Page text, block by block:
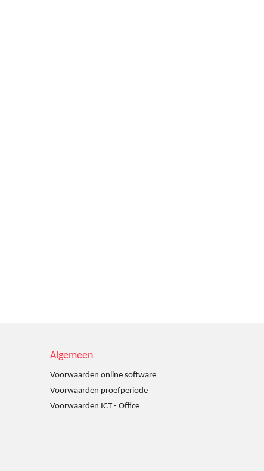
Algemeen
Voorwaarden online software
Voorwaarden proefperiode
Voorwaarden ICT - Office